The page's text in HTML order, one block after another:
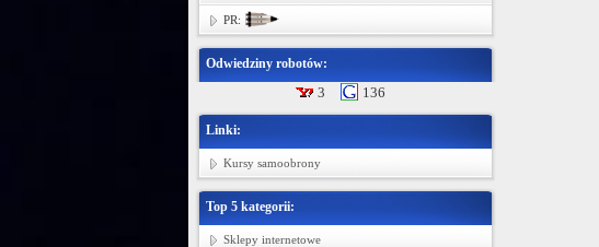
PR:
Odwiedziny robotów:
3 136
Linki:
Kursy samoobrony
Top 5 kategorii:
Sklepy internetowe